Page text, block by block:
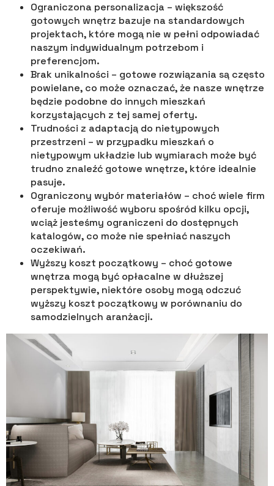
Ograniczona personalizacja – większość
gotowych wnętrz bazuje na standardowych
projektach, które mogą nie w pełni odpowiadać
naszym indywidualnym potrzebom i
preferencjom.
Brak unikalności – gotowe rozwiązania są często
powielane, co może oznaczać, że nasze wnętrze
będzie podobne do innych mieszkań
korzystających z tej samej oferty.
Trudności z adaptacją do nietypowych
przestrzeni – w przypadku mieszkań o
nietypowym układzie lub wymiarach może być
trudno znaleźć gotowe wnętrze, które idealnie
pasuje.
Ograniczony wybór materiałów – choć wiele firm
oferuje możliwość wyboru spośród kilku opcji,
wciąż jesteśmy ograniczeni do dostępnych
katalogów, co może nie spełniać naszych
oczekiwań.
Wyższy koszt początkowy – choć gotowe
wnętrza mogą być opłacalne w dłuższej
perspektywie, niektóre osoby mogą odczuć
wyższy koszt początkowy w porównaniu do
samodzielnych aranżacji.